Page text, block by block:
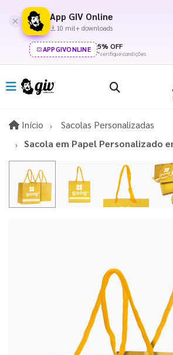
App GIV Online
10 mil+ downloads
APPGIVONLINE 5% OFF
*verifique condições
Início InícioSacolas Personalizadas
Sacola em Papel Personalizado